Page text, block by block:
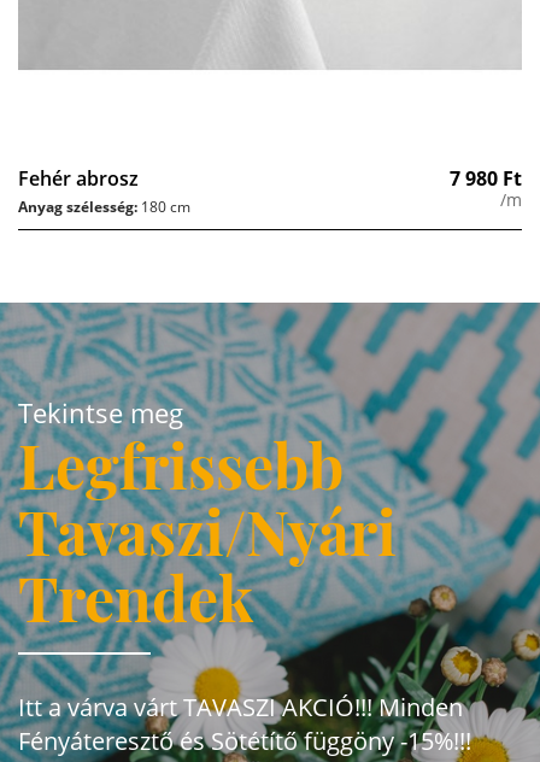
Fehér abrosz 7 980 Ft
/m
Anyag szélesség: 180 cm
Tekintse meg
Legfrissebb
Tavaszi/Nyári
Trendek
Itt a várva várt TAVASZI AKCIÓ!!! Minden
Fényáteresztő és Sötétítő függöny -15%!!!